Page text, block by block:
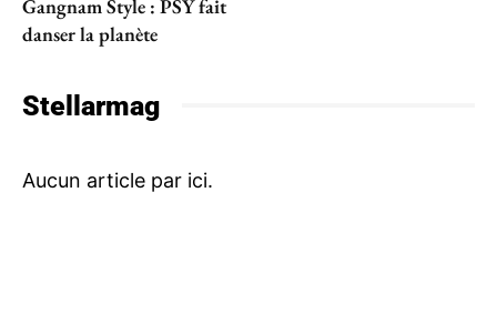
Gangnam Style : PSY fait
danser la planète
Stellarmag